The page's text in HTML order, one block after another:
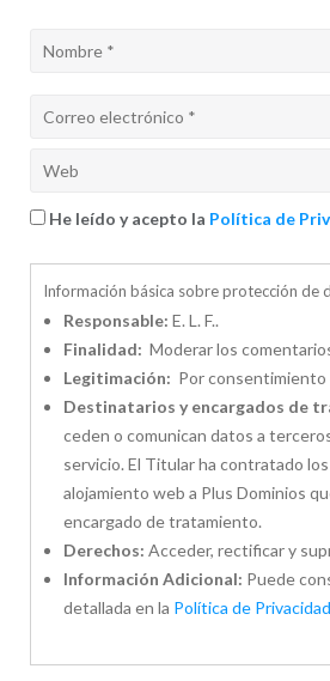
He leído y acepto la Política de
Información básica sobre protección de
Responsable: E. L. F..
Finalidad: Moderar los
Legitimación: Por
Destinatarios y encargados de
ceden o comunican datos a
servicio. El Titular ha contratado
alojamiento web a Plus Dominios
encargado de tratamiento.
Derechos: Acceder, rectificar y
Información Adicional: Puede
detallada en la Política de